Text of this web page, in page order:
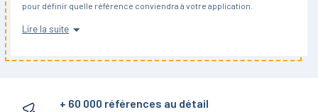
pour définir quelle référence conviendra à votre application.
Quelles sont les particularités d’une goupille cylindrique ?
métalliques ou d’équipements de précision.
Lire la suite
+ 60 000 références au détail